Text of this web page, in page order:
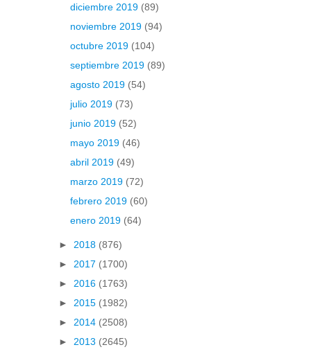
diciembre 2019 (89)
noviembre 2019 (94)
octubre 2019 (104)
septiembre 2019 (89)
agosto 2019 (54)
julio 2019 (73)
junio 2019 (52)
mayo 2019 (46)
abril 2019 (49)
marzo 2019 (72)
febrero 2019 (60)
enero 2019 (64)
► 2018 (876)
► 2017 (1700)
► 2016 (1763)
► 2015 (1982)
► 2014 (2508)
► 2013 (2645)